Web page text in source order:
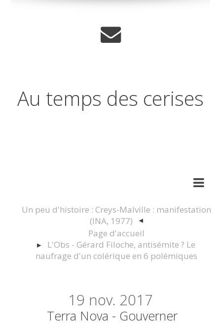
Au temps des cerises
Un peu d'histoire : Creys-Malville : manifestation
(INA, 1977)
Page d'accueil
L'Obs - Gérard Filoche, antisémite ? Le
naufrage d'un colérique en 6 polémiques
19 nov. 2017
Terra Nova - Gouverner